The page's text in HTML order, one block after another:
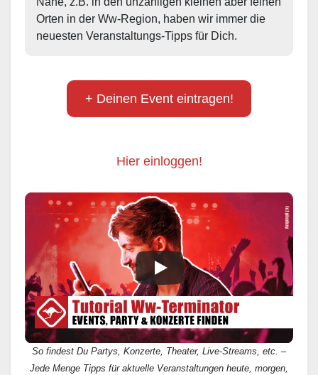
Orten in der Ww-Region, haben wir immer die
neuesten Veranstaltungs-Tipps für Dich.
+ Deinen Event eintragen!
Hier einloggen!
So findest Du Partys, Konzerte, Theater, Live-Streams, etc. –
Jede Menge Tipps für aktuelle Veranstaltungen heute, morgen,